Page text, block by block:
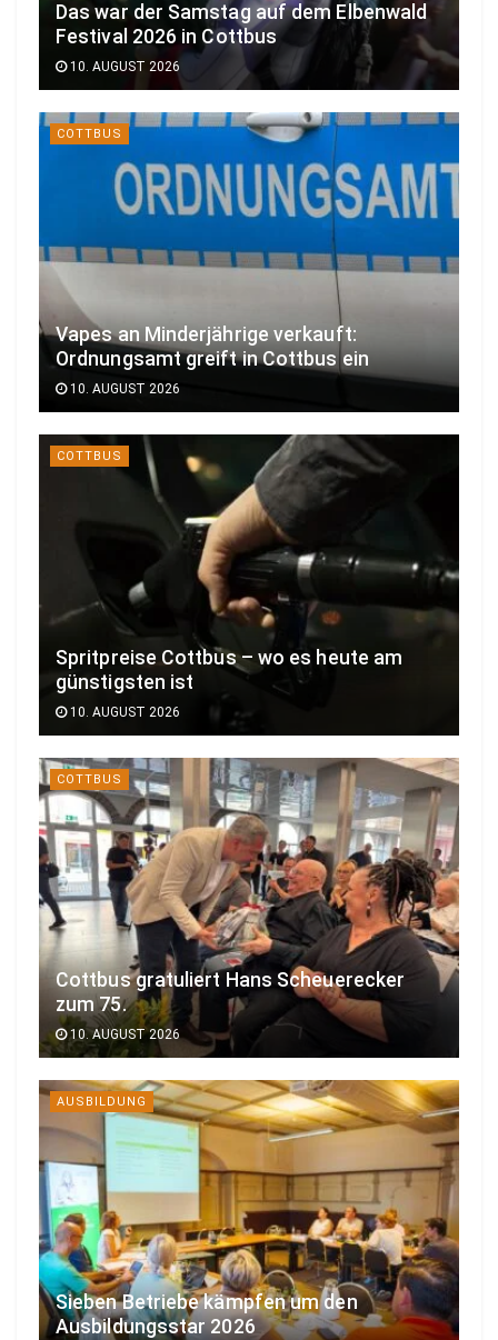
Das war der Samstag auf dem Elbenwald
Festival 2026 in Cottbus
10. AUGUST 2026
COTTBUS
Vapes an Minderjährige verkauft:
Ordnungsamt greift in Cottbus ein
10. AUGUST 2026
COTTBUS
Spritpreise Cottbus – wo es heute am
günstigsten ist
10. AUGUST 2026
COTTBUS
Cottbus gratuliert Hans Scheuerecker
zum 75.
10. AUGUST 2026
AUSBILDUNG
Sieben Betriebe kämpfen um den
Ausbildungsstar 2026